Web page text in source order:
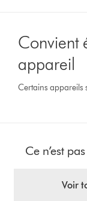
Convient
appareil
Certains appareils
Ce n’est
Voir